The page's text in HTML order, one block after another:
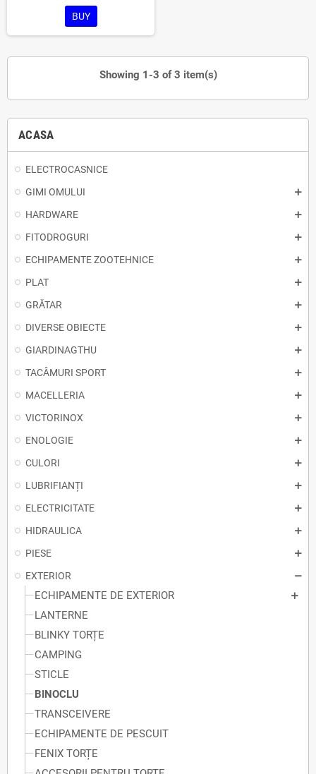
ACASA
ELECTROCASNICE
GIMI OMULUI
HARDWARE
FITODROGURI
ECHIPAMENTE ZOOTEHNICE
PLAT
GRĂTAR
DIVERSE OBIECTE
GIARDINAGTHU
TACÂMURI SPORT
MACELLERIA
VICTORINOX
ENOLOGIE
CULORI
LUBRIFIANȚI
ELECTRICITATE
HIDRAULICA
PIESE
EXTERIOR
ECHIPAMENTE DE EXTERIOR
LANTERNE
BLINKY TORȚE
CAMPING
STICLE
BINOCLU
TRANSCEIVERE
ECHIPAMENTE DE PESCUIT
FENIX TORȚE
BUY
Showing 1-3 of 3 item(s)